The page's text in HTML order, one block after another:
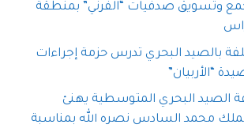
وتسويق صدفيات “الفرني” بمنطقة
بالصيد البحري تدرس حزمة إجراءات
“الأربيان”
الصيد البحري المتوسطية يهنئ
محمد السادس نصره الله بمناسبة